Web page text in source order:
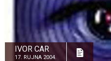
IVOR CAR
17. RUJNA 2004.